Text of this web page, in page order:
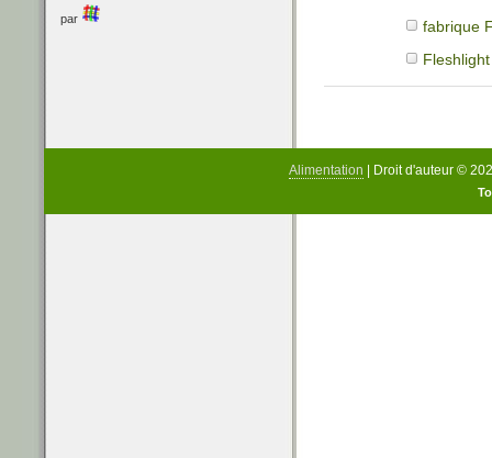
fabrique
par
Alimentation | Droit d'auteur ©